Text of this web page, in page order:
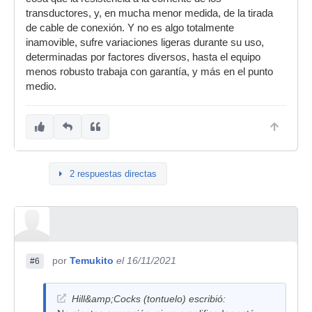
transductores, y, en mucha menor medida, de la tirada
de cable de conexión. Y no es algo totalmente
inamovible, sufre variaciones ligeras durante su uso,
determinadas por factores diversos, hasta el equipo
menos robusto trabaja con garantía, y más en el punto
medio.
2 respuestas directas
#6 por Temukito el 16/11/2021
Hill&amp;Cocks (tontuelo) escribió: